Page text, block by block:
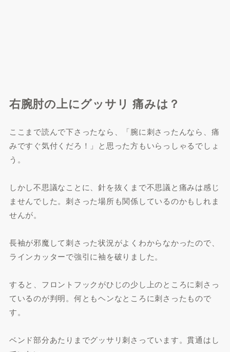
右腕肘の上にグッサリ 痛みは？
ここまで読んで下さったなら、「腕に刺さったんなら、痛
みですぐ気付くだろ！」と思った方もいらっしゃるでしょ
う。
しかし不思議なことに、針を抜くまで不思議と痛みは感じ
ませんでした。刺さった場所も関係しているのかもしれま
せんが。
長袖が邪魔して刺さった状況がよくわからなかったので、
ラインカッターで強引に袖を破りました。
すると、フロントフックがひじの少し上のところに刺さっ
ているのが判明。何ともヘンなところに刺さったもので
す。
ベンド部分あたりまでグッサリ刺さっています。貫通はし